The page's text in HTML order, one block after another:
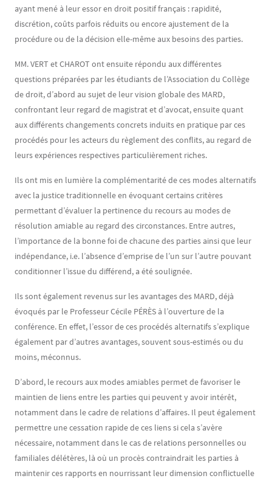
ayant mené à leur essor en droit positif français : rapidité,
discrétion, coûts parfois réduits ou encore ajustement de la
procédure ou de la décision elle-même aux besoins des parties.
MM. VERT et CHAROT ont ensuite répondu aux différentes
questions préparées par les étudiants de l’Association du Collège
de droit, d’abord au sujet de leur vision globale des MARD,
confrontant leur regard de magistrat et d’avocat, ensuite quant
aux différents changements concrets induits en pratique par ces
procédés pour les acteurs du règlement des conflits, au regard de
leurs expériences respectives particulièrement riches.
Ils ont mis en lumière la complémentarité de ces modes alternatifs
avec la justice traditionnelle en évoquant certains critères
permettant d’évaluer la pertinence du recours au modes de
résolution amiable au regard des circonstances. Entre autres,
l’importance de la bonne foi de chacune des parties ainsi que leur
indépendance, i.e. l’absence d’emprise de l’un sur l’autre pouvant
conditionner l’issue du différend, a été soulignée.
Ils sont également revenus sur les avantages des MARD, déjà
évoqués par le Professeur Cécile PÉRÈS à l’ouverture de la
conférence. En effet, l’essor de ces procédés alternatifs s’explique
également par d’autres avantages, souvent sous-estimés ou du
moins, méconnus.
D’abord, le recours aux modes amiables permet de favoriser le
maintien de liens entre les parties qui peuvent y avoir intérêt,
notamment dans le cadre de relations d’affaires. Il peut également
permettre une cessation rapide de ces liens si cela s’avère
nécessaire, notamment dans le cas de relations personnelles ou
familiales délétères, là où un procès contraindrait les parties à
maintenir ces rapports en nourrissant leur dimension conflictuelle